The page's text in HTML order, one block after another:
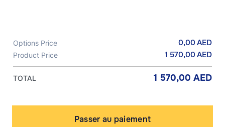
Options Price 0,00AED
Product Price 1 570,00AED
TOTAL 1 570,00 AED
quantité
Passer au paiement